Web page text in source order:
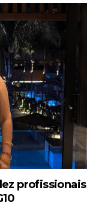
profissionais